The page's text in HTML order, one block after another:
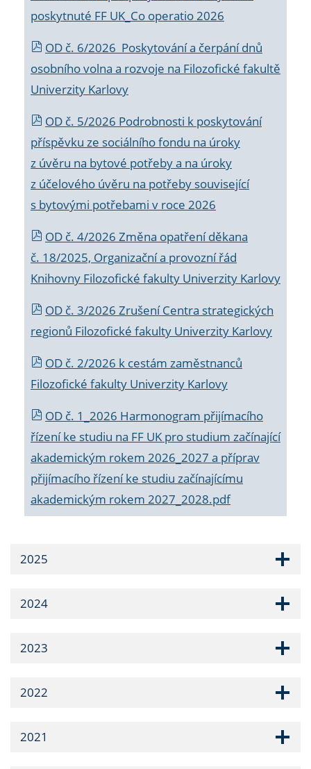
poskytnuté FF UK_Co operatio 2026
OD č. 6/2026 Poskytování a čerpání dnů
osobního volna a rozvoje na Filozofické fakultě
Univerzity Karlovy
OD č. 5/2026 Podrobnosti k poskytování
příspěvku ze sociálního fondu na úroky
z úvěru na bytové potřeby a na úroky
z účelového úvěru na potřeby související
s bytovými potřebami v roce 2026
OD č. 4/2026 Změna opatření děkana
č. 18/2025, Organizační a provozní řád
Knihovny Filozofické fakulty Univerzity Karlovy
OD č. 3/2026 Zrušení Centra strategických
regionů Filozofické fakulty Univerzity Karlovy
OD č. 2/2026 k cestám zaměstnanců
Filozofické fakulty Univerzity Karlovy
OD č. 1_2026 Harmonogram přijímacího
řízení ke studiu na FF UK pro studium začínající
akademickým rokem 2026_2027 a příprav
přijímacího řízení ke studiu začínajícímu
akademickým rokem 2027_2028.pdf
2025
2024
2023
2022
2021